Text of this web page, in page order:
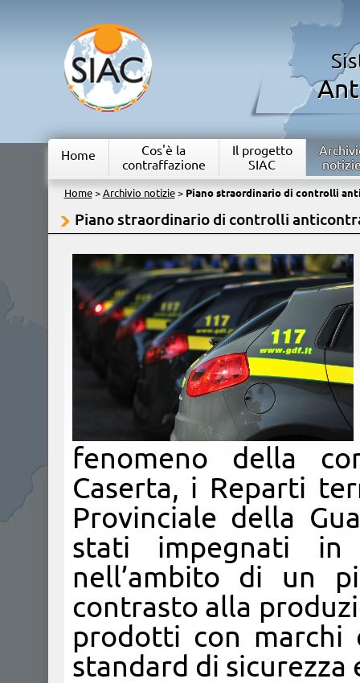
Home
Cos'è la
contraffazione
Il progetto
SIAC
Home> Archivio notizie> Piano straordinario di controlli
Piano straordinario di controlli
fenomeno della
Caserta, i Reparti
Provinciale della
stati impegnati in
nell’ambito di un
contrasto alla
prodotti con
standard di sicurezza